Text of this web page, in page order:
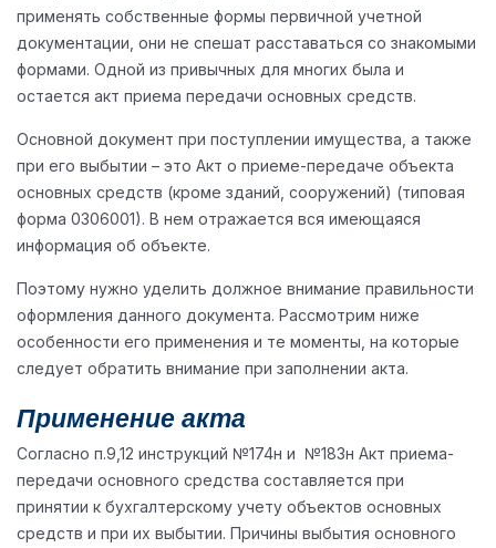
применять собственные формы первичной учетной
документации, они не спешат расставаться со знакомыми
формами. Одной из привычных для многих была и
остается акт приема передачи основных средств.
Основной документ при поступлении имущества, а также
при его выбытии – это Акт о приеме-передаче объекта
основных средств (кроме зданий, сооружений) (типовая
форма 0306001). В нем отражается вся имеющаяся
информация об объекте.
Поэтому нужно уделить должное внимание правильности
оформления данного документа. Рассмотрим ниже
особенности его применения и те моменты, на которые
следует обратить внимание при заполнении акта.
Применение акта
Согласно п.9,12 инструкций №174н и №183н Акт приема-
передачи основного средства составляется при
принятии к бухгалтерскому учету объектов основных
средств и при их выбытии. Причины выбытия основного